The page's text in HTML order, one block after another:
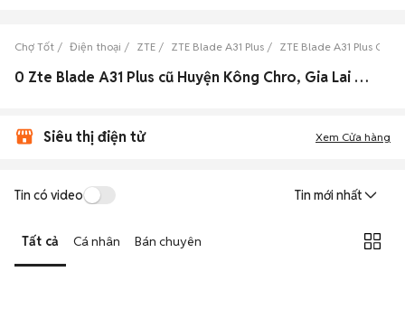
Chợ Tốt Điện thoại ZTE ZTE Blade A31 Plus ZTE Blade A31 Plus Gia
0 Zte Blade A31 Plus cũ Huyện Kông Chro, Gia Lai đẹp
Siêu thị điện tử Xem Cửa hàng
Tin có video Tin mới nhất
Tất cả Cá nhân Bán chuyên